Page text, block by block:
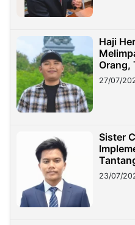
Haji
Orang,
27/07/
Sister
23/07/